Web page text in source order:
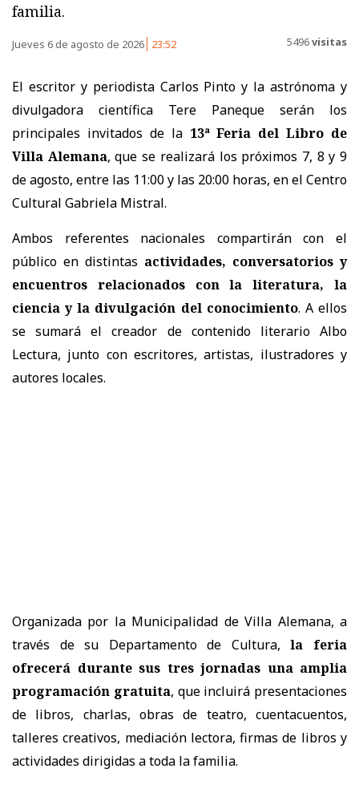
familia.
Jueves 6 de agosto de 2026 23:52 5496visitas
El escritor y periodista Carlos Pinto y la astrónoma y
divulgadora científica Tere Paneque serán los
principales invitados de la 13ª Feria del Libro de
Villa Alemana, que se realizará los próximos 7, 8 y 9
de agosto, entre las 11:00 y las 20:00 horas, en el Centro
Cultural Gabriela Mistral.
Ambos referentes nacionales compartirán con el
público en distintas actividades, conversatorios y
encuentros relacionados con la literatura, la
ciencia y la divulgación del conocimiento. A ellos
se sumará el creador de contenido literario Albo
Lectura, junto con escritores, artistas, ilustradores y
autores locales.
Organizada por la Municipalidad de Villa Alemana, a
través de su Departamento de Cultura,
la feria
ofrecerá durante sus tres jornadas una amplia
programación gratuita, que incluirá presentaciones
de libros, charlas, obras de teatro, cuentacuentos,
talleres creativos, mediación lectora, firmas de libros y
actividades dirigidas a toda la familia.